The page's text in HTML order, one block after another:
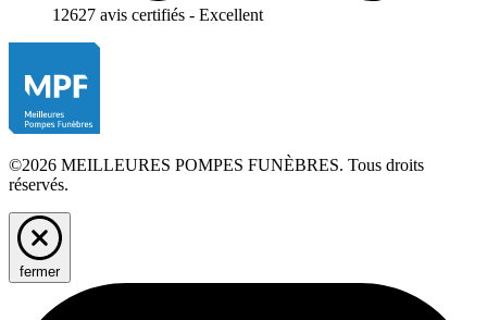
12627 avis certifiés - Excellent
©2026 MEILLEURES POMPES FUNÈBRES. Tous droits
réservés.
fermer